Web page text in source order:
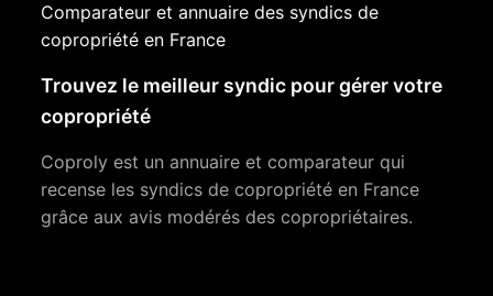
Comparateur et annuaire des syndics de
copropriété en France
Trouvez le meilleur syndic pour gérer votre
copropriété
Coproly est un annuaire et comparateur qui
recense les syndics de copropriété en France
grâce aux avis modérés des copropriétaires.